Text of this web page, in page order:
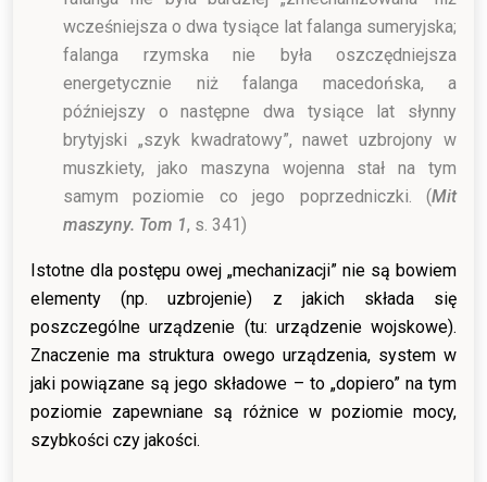
wcześniejsza o dwa tysiące lat falanga sumeryjska;
falanga rzymska nie była oszczędniejsza
energetycznie niż falanga macedońska, a
późniejszy o następne dwa tysiące lat słynny
brytyjski „szyk kwadratowy”, nawet uzbrojony w
muszkiety, jako maszyna wojenna stał na tym
samym poziomie co jego poprzedniczki. (Mit
maszyny. Tom 1, s. 341)
Istotne dla postępu owej „mechanizacji” nie są bowiem
elementy (np. uzbrojenie) z jakich składa się
poszczególne urządzenie (tu: urządzenie wojskowe).
Znaczenie ma struktura owego urządzenia, system w
jaki powiązane są jego składowe – to „dopiero” na tym
poziomie zapewniane są różnice w poziomie mocy,
szybkości czy jakości.